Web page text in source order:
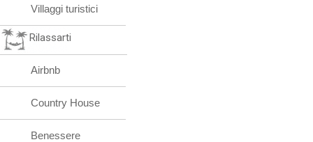
Villaggi turistici
Rilassarti
Airbnb
Country House
Benessere